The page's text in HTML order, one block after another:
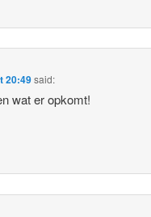
20:49said:
wat er opkomt!